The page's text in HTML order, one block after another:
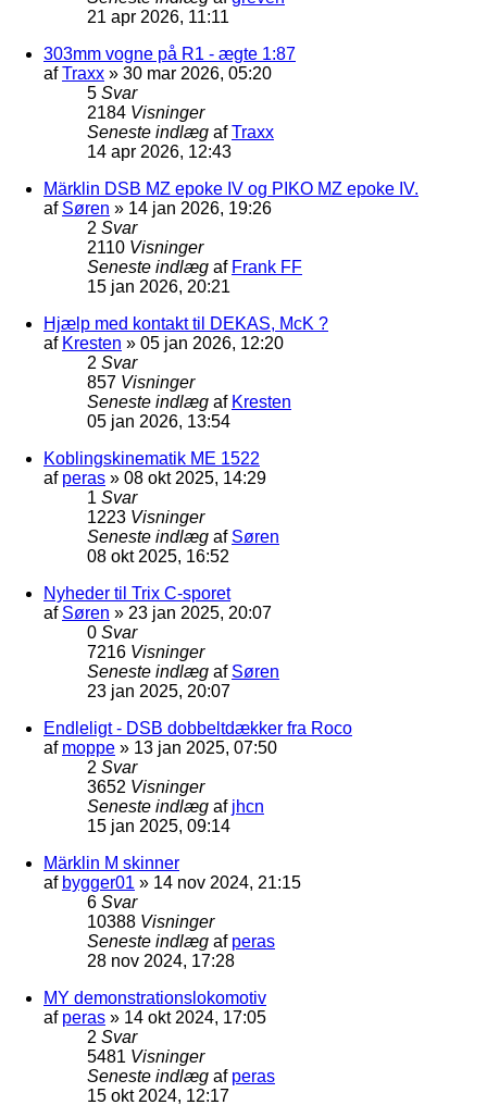
21 apr 2026, 11:11
303mm vogne på R1 - ægte 1:87
afTraxx » 30 mar 2026, 05:20
5 Svar
2184 Visninger
Seneste indlæg afTraxx
14 apr 2026, 12:43
Märklin DSB MZ epoke IV og PIKO MZ epoke IV.
af Søren » 14 jan 2026, 19:26
2 Svar
2110 Visninger
Seneste indlæg af Frank FF
15 jan 2026, 20:21
Hjælp med kontakt til DEKAS, McK ?
af Kresten » 05 jan 2026, 12:20
2 Svar
857 Visninger
Seneste indlæg af Kresten
05 jan 2026, 13:54
Koblingskinematik ME 1522
af peras » 08 okt 2025, 14:29
1 Svar
1223 Visninger
Seneste indlæg af Søren
08 okt 2025, 16:52
Nyheder til Trix C-sporet
af Søren » 23 jan 2025, 20:07
0 Svar
7216 Visninger
Seneste indlæg af Søren
23 jan 2025, 20:07
Endleligt - DSB dobbeltdækker fra Roco
af moppe » 13 jan 2025, 07:50
2 Svar
3652 Visninger
Seneste indlæg af jhcn
15 jan 2025, 09:14
Märklin M skinner
af bygger01 » 14 nov 2024, 21:15
6 Svar
10388 Visninger
Seneste indlæg af peras
28 nov 2024, 17:28
MY demonstrationslokomotiv
af peras » 14 okt 2024, 17:05
2 Svar
5481 Visninger
Seneste indlæg af peras
15 okt 2024, 12:17